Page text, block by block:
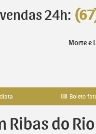
24h:
Morte e
Boleto
do